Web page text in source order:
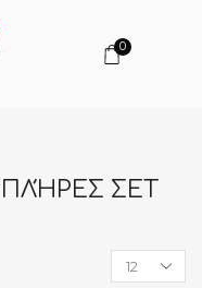
0
ΣΕΤ
Products
per